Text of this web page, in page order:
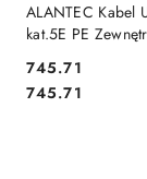
ALANTEC Kabel
kat.5E PE
Cena:
745.71
Cena:
745.71